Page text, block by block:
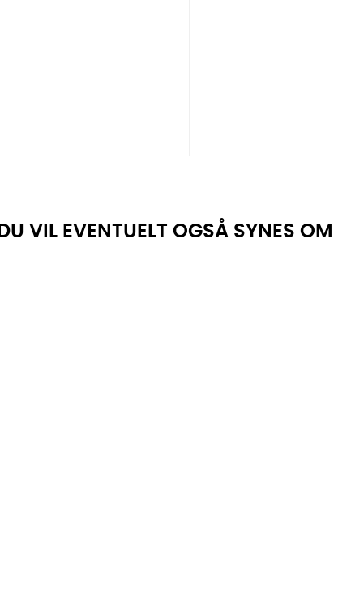
DU VIL EVENTUELT OGSÅ SYNES OM